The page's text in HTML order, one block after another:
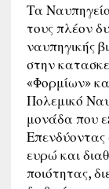
Τα
τους πλέον
ναυπηγικής
στην
«Φορμίων»
Πολεμικό
μονάδα που
ευρώ και
ποιότητας,